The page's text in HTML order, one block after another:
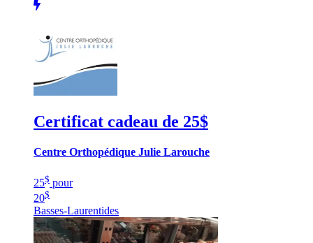
Certificat cadeau de 25$
Centre Orthopédique Julie Larouche
25$ pour
20$
Basses-Laurentides